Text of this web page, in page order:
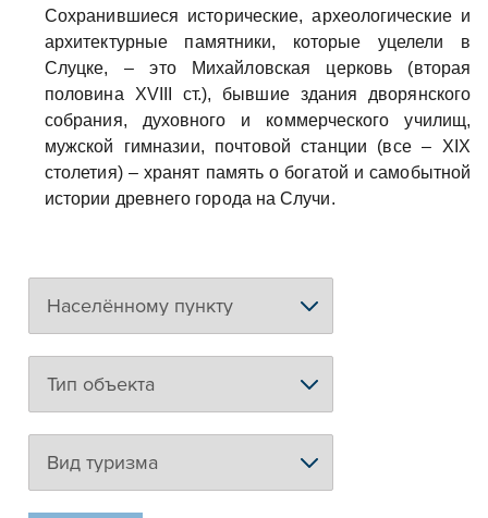
Сохранившиеся исторические, археологические и
архитектурные памятники, которые уцелели в
Слуцке, – это Михайловская церковь (вторая
половина XVIII ст.), бывшие здания дворянского
собрания, духовного и коммерческого училищ,
мужской гимназии, почтовой станции (все – XIX
столетия) – хранят память о богатой и самобытной
истории древнего города на Случи.